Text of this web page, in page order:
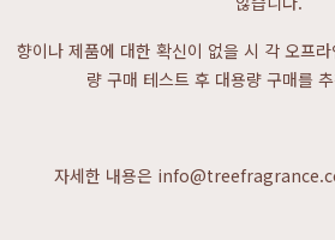
향이나 제품에 대한 확신이 없을 시 각 오프
량 구매 테스트 후 대용량 구매를
자세한 내용은